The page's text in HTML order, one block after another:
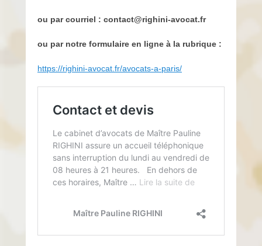
ou par courriel : contact@righini-avocat.fr
ou par notre formulaire en ligne à la rubrique :
https://righini-avocat.fr/avocats-a-paris/